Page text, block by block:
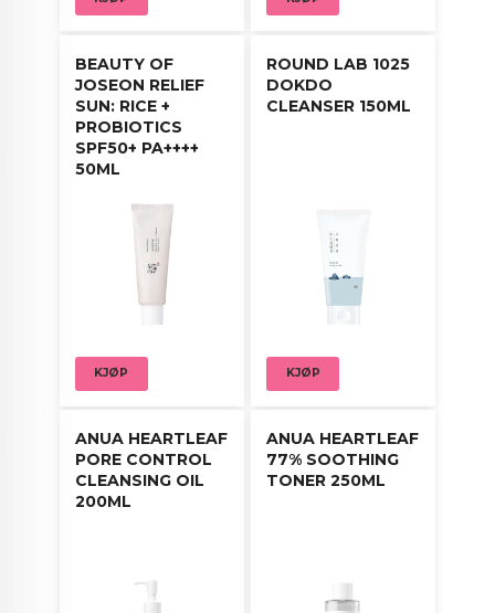
varm produktet i hendende slik at den blir en
olje. Så masserer du rensen direkte på ansiktet
til sminke og smuss oppløses.
Fukt fingrene med vann og masser videre. Skyll
av med lunkent vann.
BEAUTY OF
JOSEON RELIEF
SUN: RICE +
PROBIOTICS
SPF50+ PA++++
50ML
KJØP
ROUND LAB 1025
DOKDO
CLEANSER 150ML
KJØP
ANUA HEARTLEAF
PORE CONTROL
CLEANSING OIL
200ML
ANUA HEARTLEAF
77% SOOTHING
TONER 250ML